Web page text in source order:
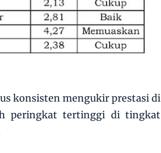
konsisten mengukir prestasi di
peringkat tertinggi di tingkat